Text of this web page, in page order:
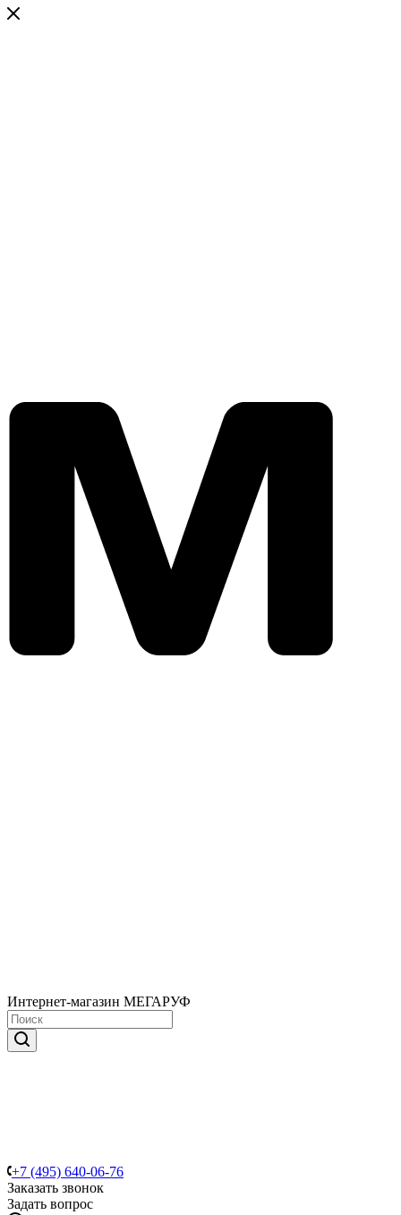
Интернет-магазин МЕГАРУФ
+7 (495) 640-06-76
Заказать звонок
Задать вопрос